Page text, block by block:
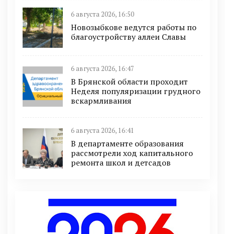
6 августа 2026, 16:50
Новозыбкове ведутся работы по
благоустройству аллеи Славы
6 августа 2026, 16:47
В Брянской области проходит
Неделя популяризации грудного
вскармливания
6 августа 2026, 16:41
В департаменте образования
рассмотрели ход капитального
ремонта школ и детсадов